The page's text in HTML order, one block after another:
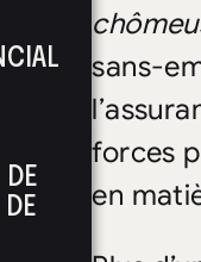
sans-
forces
en